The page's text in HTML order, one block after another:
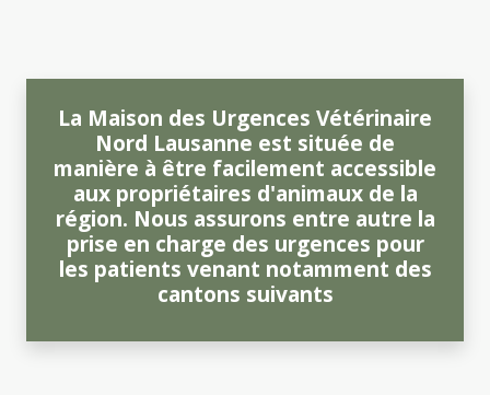
La Maison des Urgences Vétérinaire
Nord Lausanne est située de
manière à être facilement accessible
aux propriétaires d'animaux de la
région. Nous assurons entre autre la
prise en charge des urgences pour
les patients venant notamment des
cantons suivants